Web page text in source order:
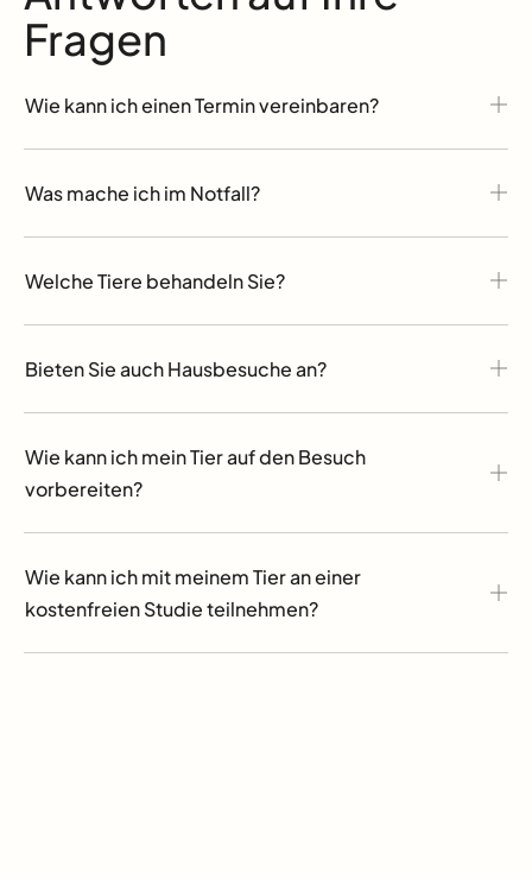
Fragen
Wie kann ich einen Termin vereinbaren?
Was mache ich im Notfall?
Welche Tiere behandeln Sie?
Bieten Sie auch Hausbesuche an?
Wie kann ich mein Tier auf den Besuch
vorbereiten?
Wie kann ich mit meinem Tier an einer
kostenfreien Studie teilnehmen?